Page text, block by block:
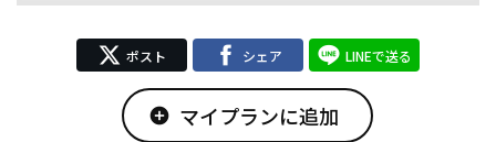
ポスト シェア LINEで送る
add_circle マイプランに追加